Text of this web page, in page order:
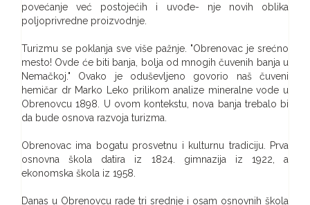
povećanje već postojećih i uvođe- nje novih oblika
poljoprivredne proizvodnje.
Turizmu se poklanja sve više pažnje. "Obrenovac je srećno
mesto! Ovde će biti banja, bolja od mnogih čuvenih banja u
Nemačkoj." Ovako je oduševljeno govorio naš čuveni
hemičar dr Marko Leko prilikom analize mineralne vode u
Obrenovcu 1898. U ovom kontekstu, nova banja trebalo bi
da bude osnova razvoja turizma.
Obrenovac ima bogatu prosvetnu i kulturnu tradiciju. Prva
osnovna škola datira iz 1824. gimnazija iz 1922, a
ekonomska škola iz 1958.
Danas u Obrenovcu rade tri srednje i osam osnovnih škola